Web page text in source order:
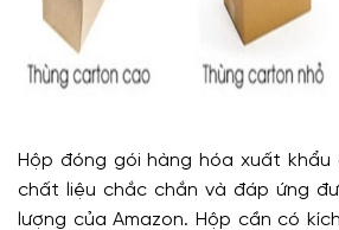
Hộp đóng gói hàng hóa xuất khẩu
chất liệu chắc chắn và đáp ứng
lượng của Amazon. Hộp cần có